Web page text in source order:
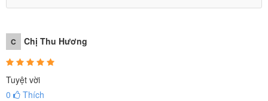
C Chị Thu Hương
Tuyệt vời
0
Thích